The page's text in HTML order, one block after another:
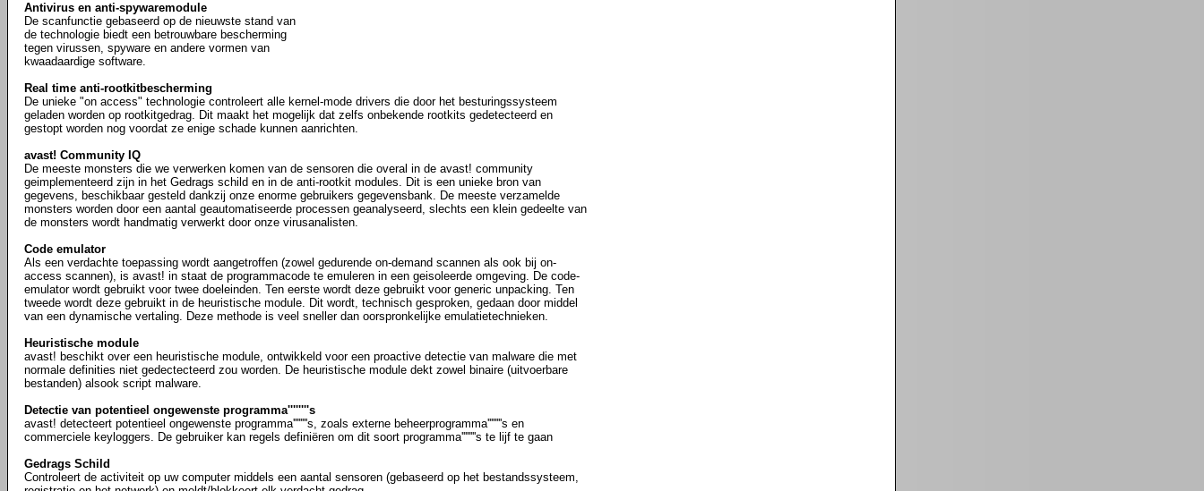
Antivirus en anti-spywaremodule
De scanfunctie gebaseerd op de nieuwste stand van
de technologie biedt een betrouwbare bescherming
tegen virussen, spyware en andere vormen van
kwaadaardige software.
Real time anti-rootkitbescherming
De unieke "on access" technologie controleert alle kernel-mode drivers die door het besturingssysteem
geladen worden op rootkitgedrag. Dit maakt het mogelijk dat zelfs onbekende rootkits gedetecteerd en
gestopt worden nog voordat ze enige schade kunnen aanrichten.
avast! Community IQ
De meeste monsters die we verwerken komen van de sensoren die overal in de avast! community
geimplementeerd zijn in het Gedrags schild en in de anti-rootkit modules. Dit is een unieke bron van
gegevens, beschikbaar gesteld dankzij onze enorme gebruikers gegevensbank. De meeste verzamelde
monsters worden door een aantal geautomatiseerde processen geanalyseerd, slechts een klein gedeelte van
de monsters wordt handmatig verwerkt door onze virusanalisten.
Code emulator
Als een verdachte toepassing wordt aangetroffen (zowel gedurende on-demand scannen als ook bij on-
access scannen), is avast! in staat de programmacode te emuleren in een geisoleerde omgeving. De code-
emulator wordt gebruikt voor twee doeleinden. Ten eerste wordt deze gebruikt voor generic unpacking. Ten
tweede wordt deze gebruikt in de heuristische module. Dit wordt, technisch gesproken, gedaan door middel
van een dynamische vertaling. Deze methode is veel sneller dan oorspronkelijke emulatietechnieken.
Heuristische module
avast! beschikt over een heuristische module, ontwikkeld voor een proactive detectie van malware die met
normale definities niet gedectecteerd zou worden. De heuristische module dekt zowel binaire (uitvoerbare
bestanden) alsook script malware.
Detectie van potentieel ongewenste programma''''''''s
avast! detecteert potentieel ongewenste programma''''''''s, zoals externe beheerprogramma''''''''s en
commerciele keyloggers. De gebruiker kan regels definiëren om dit soort programma''''''''s te lijf te gaan
Gedrags Schild
Controleert de activiteit op uw computer middels een aantal sensoren (gebaseerd op het bestandssysteem,